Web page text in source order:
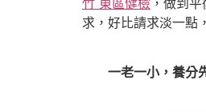
求，好比請求淡一點
一老一小，養分